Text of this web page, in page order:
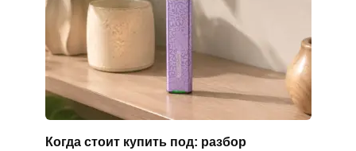
Когда стоит купить под: разбор